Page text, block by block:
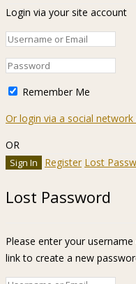
Login via your site account
Remember Me
Or login via a social
OR
Register Lost
Lost Password
Please enter your
link to create a new